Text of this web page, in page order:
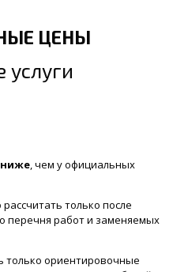
ЦЕНЫ
услуги
ниже , чем у официальных
только после
перечня работ и заменяемых
только ориентировочные